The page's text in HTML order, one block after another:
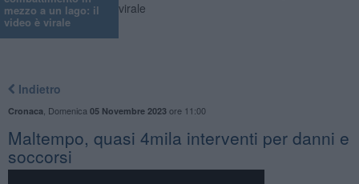
mezzo a un lago: il
video è virale
Indietro
Cronaca Domenica 05 Novembre 2023ore 11:00
Maltempo, quasi 4mila interventi per danni e
soccorsi